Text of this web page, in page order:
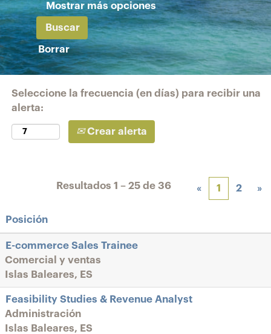
Mostrar más opciones
Borrar
Seleccione la frecuencia (en días) para recibir una
alerta:
Crear alerta
Resultados 1 – 25 de 36 « 1 2 »
Posición
E-commerce Sales Trainee
Comercial y ventas
Islas Baleares, ES
Feasibility Studies & Revenue Analyst
Administración
Islas Baleares, ES